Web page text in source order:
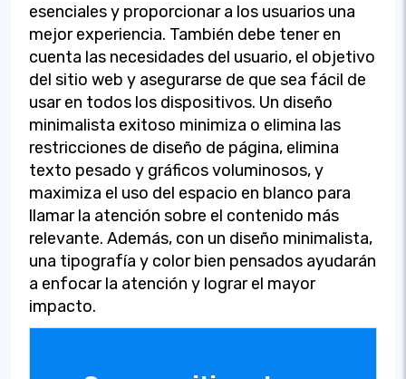
esenciales y proporcionar a los usuarios una
mejor experiencia. También debe tener en
cuenta las necesidades del usuario, el objetivo
del sitio web y asegurarse de que sea fácil de
usar en todos los dispositivos. Un diseño
minimalista exitoso minimiza o elimina las
restricciones de diseño de página, elimina
texto pesado y gráficos voluminosos, y
maximiza el uso del espacio en blanco para
llamar la atención sobre el contenido más
relevante. Además, con un diseño minimalista,
una tipografía y color bien pensados ayudarán
a enfocar la atención y lograr el mayor
impacto.